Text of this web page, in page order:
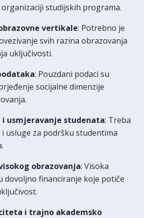
studijskih programa.
vertikale: Potrebno je
svih razina obrazovanja
uključivosti.
: Pouzdani podaci su
socijalne dimenzije
i usmjeravanje studenata: Treba
usluge za podršku studentima
obrazovanja: Visoka
dovoljno financiranje koje potiče
i trajno akademsko